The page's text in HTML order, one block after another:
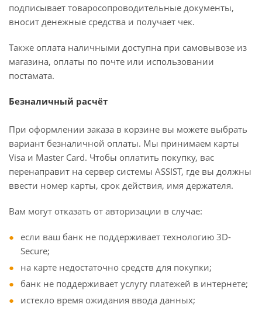
подписывает товаросопроводительные документы,
вносит денежные средства и получает чек.
Также оплата наличными доступна при самовывозе из
магазина, оплаты по почте или использовании
постамата.
Безналичный расчёт
При оформлении заказа в корзине вы можете выбрать
вариант безналичной оплаты. Мы принимаем карты
Visa и Master Card. Чтобы оплатить покупку, вас
перенаправит на сервер системы ASSIST, где вы должны
ввести номер карты, срок действия, имя держателя.
Вам могут отказать от авторизации в случае:
если ваш банк не поддерживает технологию 3D-
Secure;
на карте недостаточно средств для покупки;
банк не поддерживает услугу платежей в интернете;
истекло время ожидания ввода данных;